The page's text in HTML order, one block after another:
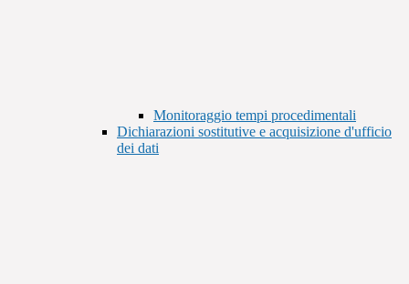
Monitoraggio tempi procedimentali
Dichiarazioni sostitutive e acquisizione d'ufficio
dei dati